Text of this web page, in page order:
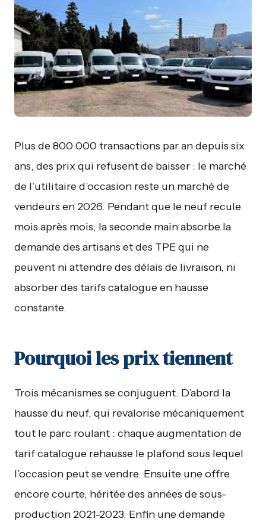
Plus de 800 000 transactions par an depuis six
ans, des prix qui refusent de baisser : le marché
de l’utilitaire d’occasion reste un marché de
vendeurs en 2026. Pendant que le neuf recule
mois après mois, la seconde main absorbe la
demande des artisans et des TPE qui ne
peuvent ni attendre des délais de livraison, ni
absorber des tarifs catalogue en hausse
constante.
Pourquoi les prix tiennent
Trois mécanismes se conjuguent. D’abord la
hausse du neuf, qui revalorise mécaniquement
tout le parc roulant : chaque augmentation de
tarif catalogue rehausse le plafond sous lequel
l’occasion peut se vendre. Ensuite une offre
encore courte, héritée des années de sous-
production 2021-2023. Enfin une demande